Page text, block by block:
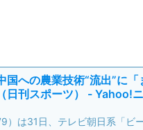
国への農業技術“流出”に
日刊スポーツ） - Yahoo!
）は31日、テレビ朝日系「ビ